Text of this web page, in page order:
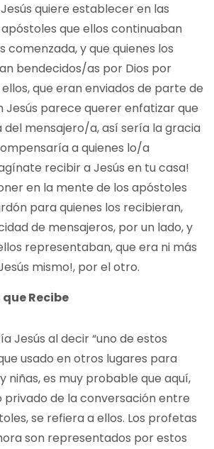
quiere establecer en las
que ellos continuaban
comenzada, y que quienes los
bendecidos/as por Dios por
que eran enviados de parte de
Jesús parece querer enfatizar que
del mensajero/a, así sería la gracia
a quienes lo/a
recibir a Jesús en tu casa!
en la mente de los apóstoles
para quienes los recibieran,
de mensajeros, por un lado, y
representaban, que era ni más
mismo!, por el otro.
Recibe
Jesús al decir “uno de estos
usado en otros lugares para
niñas, es muy probable que aquí,
de la conversación entre
se refiera a ellos. Los profetas
son representados por estos